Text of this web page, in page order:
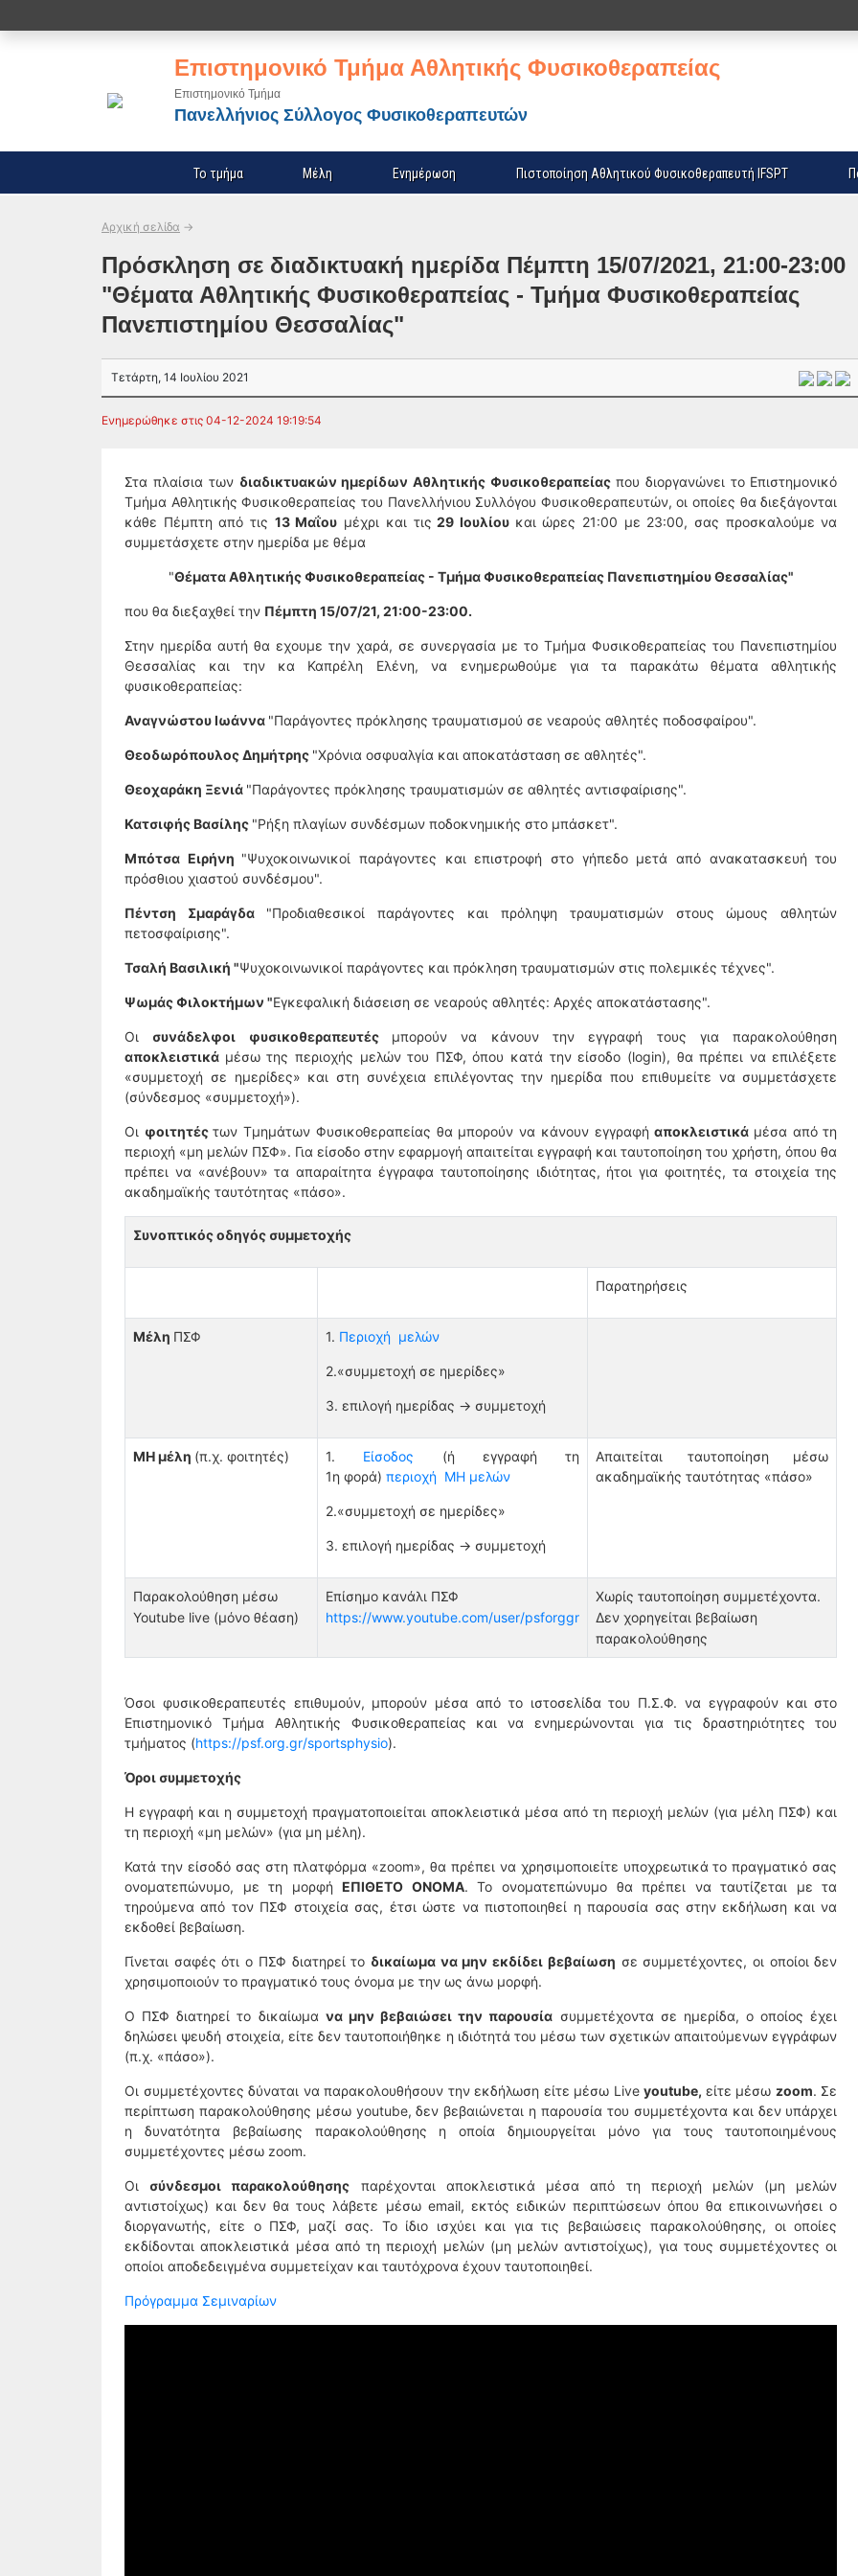
Επιστημονικό Τμήμα Αθλητικής Φυσικοθεραπείας
Επιστημονικό Τμήμα
Πανελλήνιος Σύλλογος Φυσικοθεραπευτών
Το τμήμα Μέλη Ενημέρωση Πιστοποίηση Αθλητικού Φυσικοθεραπευτή IFSPT
Αρχική σελίδα →
Πρόσκληση σε διαδικτυακή ημερίδα Πέμπτη 15/07/2021, 21:00-23:00
"Θέματα Αθλητικής Φυσικοθεραπείας - Τμήμα Φυσικοθεραπείας
Πανεπιστημίου Θεσσαλίας"
Τετάρτη, 14 Ιουλίου 2021
Ενημερώθηκε στις 04-12-2024 19:19:54
Στα πλαίσια των διαδικτυακών ημερίδων Αθλητικής Φυσικοθεραπείας που διοργανώνει το Επιστημονικό
Τμήμα Αθλητικής Φυσικοθεραπείας του Πανελλήνιου Συλλόγου Φυσικοθεραπευτών, οι οποίες θα διεξάγονται
κάθε Πέμπτη από τις 13 Μαΐου μέχρι και τις 29 Ιουλίου και ώρες 21:00 με 23:00, σας προσκαλούμε να
συμμετάσχετε στην ημερίδα με θέμα
"Θέματα Αθλητικής Φυσικοθεραπείας - Τμήμα Φυσικοθεραπείας Πανεπιστημίου Θεσσαλίας"
που θα διεξαχθεί την Πέμπτη 15/07/21, 21:00-23:00.
Στην ημερίδα αυτή θα εχουμε την χαρά, σε συνεργασία με το Τμήμα Φυσικοθεραπείας του Πανεπιστημίου
Θεσσαλίας και την κα Καπρέλη Ελένη, να ενημερωθούμε για τα παρακάτω θέματα αθλητικής
φυσικοθεραπείας:
Αναγνώστου Ιωάννα "Παράγοντες πρόκλησης τραυματισμού σε νεαρούς αθλητές ποδοσφαίρου".
Θεοδωρόπουλος Δημήτρης "Χρόνια οσφυαλγία και αποκατάσταση σε αθλητές".
Θεοχαράκη Ξενιά "Παράγοντες πρόκλησης τραυματισμών σε αθλητές αντισφαίρισης".
Κατσιφής Βασίλης "Ρήξη πλαγίων συνδέσμων ποδοκνημικής στο μπάσκετ".
Μπότσα Ειρήνη "Ψυχοκοινωνικοί παράγοντες και επιστροφή στο γήπεδο μετά από ανακατασκευή του
πρόσθιου χιαστού συνδέσμου".
Πέντση Σμαράγδα "Προδιαθεσικοί παράγοντες και πρόληψη τραυματισμών στους ώμους αθλητών
πετοσφαίρισης".
Τσαλή Βασιλική "Ψυχοκοινωνικοί παράγοντες και πρόκληση τραυματισμών στις πολεμικές τέχνες".
Ψωμάς Φιλοκτήμων "Εγκεφαλική διάσειση σε νεαρούς αθλητές: Αρχές αποκατάστασης".
Οι συνάδελφοι φυσικοθεραπευτές μπορούν να κάνουν την εγγραφή τους για παρακολούθηση
αποκλειστικά μέσω της περιοχής μελών του ΠΣΦ, όπου κατά την είσοδο (login), θα πρέπει να επιλέξετε
«συμμετοχή σε ημερίδες» και στη συνέχεια επιλέγοντας την ημερίδα που επιθυμείτε να συμμετάσχετε
(σύνδεσμος «συμμετοχή»).
Οι φοιτητέςτων Τμημάτων Φυσικοθεραπείας θα μπορούν να κάνουν εγγραφήαποκλειστικά μέσα από τη
περιοχή «μη μελών ΠΣΦ». Για είσοδο στην εφαρμογή απαιτείται εγγραφή και ταυτοποίηση του χρήστη, όπου θα
πρέπει να «ανέβουν» τα απαραίτητα έγγραφα ταυτοποίησης ιδιότητας, ήτοι για φοιτητές, τα στοιχεία της
ακαδημαϊκής ταυτότητας «πάσο».
Συνοπτικός οδηγός συμμετοχής
Παρατηρήσεις
Μέλη ΠΣΦ 1. Περιοχή μελών
2.«συμμετοχή σε ημερίδες»
3. επιλογή ημερίδας -> συμμετοχή
ΜΗ μέλη (π.χ. φοιτητές) 1. Είσοδος (ή εγγραφή τη
1η φορά)περιοχή ΜΗ μελών
2.«συμμετοχή σε ημερίδες»
3. επιλογή ημερίδας -> συμμετοχή
Απαιτείται ταυτοποίηση μέσω
ακαδημαϊκής ταυτότητας «πάσο»
Παρακολούθηση μέσω
Youtube live (μόνο θέαση)
Επίσημο κανάλι ΠΣΦ
https://www.youtube.com/user/psforggr
Χωρίς ταυτοποίηση συμμετέχοντα.
Δεν χορηγείται βεβαίωση
παρακολούθησης
Όσοι φυσικοθεραπευτές επιθυμούν, μπορούν μέσα από το ιστοσελίδα του Π.Σ.Φ. να εγγραφούν και στο
Επιστημονικό Τμήμα Αθλητικής Φυσικοθεραπείας και να ενημερώνονται για τις δραστηριότητες του
τμήματος (https://psf.org.gr/sportsphysio).
Όροι συμμετοχής
Η εγγραφή και η συμμετοχή πραγματοποιείται αποκλειστικά μέσα από τη περιοχή μελών (για μέλη ΠΣΦ) και
τη περιοχή «μη μελών» (για μη μέλη).
Κατά την είσοδό σας στη πλατφόρμα «zoom», θα πρέπει να χρησιμοποιείτε υποχρεωτικά το πραγματικό σας
ονοματεπώνυμο, με τη μορφήΕΠΙΘΕΤΟ ΟΝΟΜΑ. Το ονοματεπώνυμο θα πρέπει να ταυτίζεται με τα
τηρούμενα από τον ΠΣΦ στοιχεία σας, έτσι ώστε να πιστοποιηθεί η παρουσία σας στην εκδήλωση και να
εκδοθεί βεβαίωση.
Γίνεται σαφές ότι ο ΠΣΦ διατηρεί το δικαίωμα να μην εκδίδει βεβαίωση σε συμμετέχοντες, οι οποίοι δεν
χρησιμοποιούν το πραγματικό τους όνομα με την ως άνω μορφή.
Ο ΠΣΦ διατηρεί το δικαίωμα να μην βεβαιώσει την παρουσία συμμετέχοντα σε ημερίδα, ο οποίος έχει
δηλώσει ψευδή στοιχεία, είτε δεν ταυτοποιήθηκε η ιδιότητά του μέσω των σχετικών απαιτούμενων εγγράφων
(π.χ. «πάσο»).
Οι συμμετέχοντες δύναται να παρακολουθήσουν την εκδήλωση είτε μέσω Liveyoutube, είτε μέσω zoom. Σε
περίπτωση παρακολούθησης μέσω youtube, δεν βεβαιώνεται η παρουσία του συμμετέχοντα και δεν υπάρχει
η δυνατότητα βεβαίωσης παρακολούθησης η οποία δημιουργείται μόνο για τους ταυτοποιημένους
συμμετέχοντες μέσω zoom.
Οι σύνδεσμοι παρακολούθησης παρέχονται αποκλειστικά μέσα από τη περιοχή μελών (μη μελών
αντιστοίχως) και δεν θα τους λάβετε μέσω email, εκτός ειδικών περιπτώσεων όπου θα επικοινωνήσει ο
διοργανωτής, είτε ο ΠΣΦ, μαζί σας. Το ίδιο ισχύει και για τις βεβαιώσεις παρακολούθησης, οι οποίες
εκδίδονται αποκλειστικά μέσα από τη περιοχή μελών (μη μελών αντιστοίχως), για τους συμμετέχοντες οι
οποίοι αποδεδειγμένα συμμετείχαν και ταυτόχρονα έχουν ταυτοποιηθεί.
Πρόγραμμα Σεμιναρίων